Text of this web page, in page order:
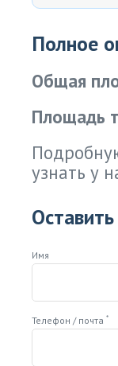
Полное
Общая
Площадь
узнать у
Имя
Телефон / почта *